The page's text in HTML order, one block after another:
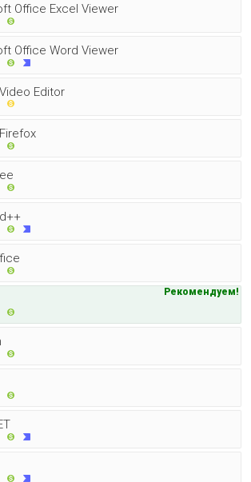
Office Excel Viewer
Office Word Viewer
Editor
Рекомендуем!